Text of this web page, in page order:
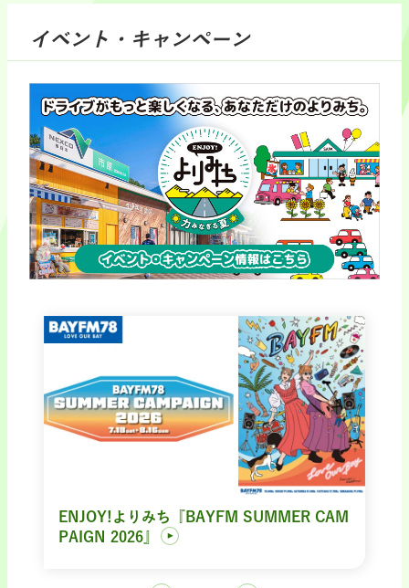
イベント・キャンペーン
ENJOY!よりみち『BAYFM SUMMER CAM
PAIGN 2026』